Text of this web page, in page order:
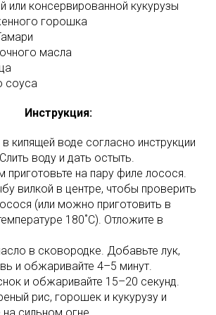
или консервированной кукурузы
горошка
масла
соуса
Инструкция:
кипящей воде согласно инструкции
воду и дать остыть.
приготовьте на пару филе лосося.
вилкой в ​​центре, чтобы проверить
(или можно приготовить в
180˚C). Отложите в
в сковородке. Добавьте лук,
и обжаривайте 4–5 минут.
и обжаривайте 15–20 секунд.
рис, горошек и кукурузу и